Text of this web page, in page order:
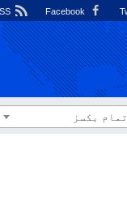
تمام بکسز